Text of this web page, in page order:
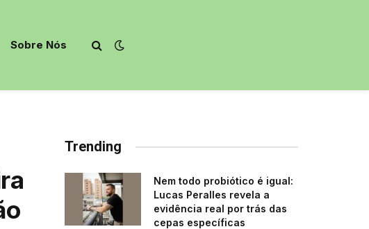
Sobre Nós
Trending
Nem todo probiótico é igual:
Lucas Peralles revela a
evidência real por trás das
cepas específicas